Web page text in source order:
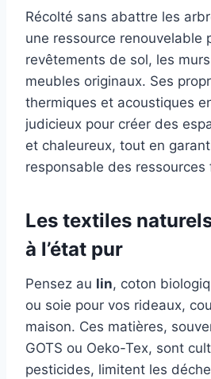
Récolté sans abattre les
une ressource renouvelable
revêtements de sol, les
meubles originaux. Ses
thermiques et acoustiques
judicieux pour créer des
et chaleureux, tout en
responsable des ressources
Les textiles
à l’état pur
Pensez au lin, coton
ou soie pour vos rideaux,
maison. Ces matières,
GOTS ou Oeko-Tex, sont
pesticides, limitent les